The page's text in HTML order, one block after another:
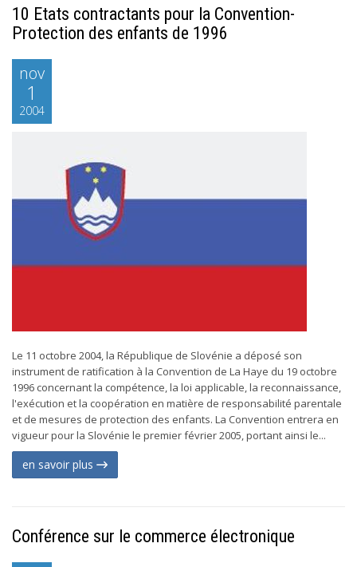
10 Etats contractants pour la Convention-
Protection des enfants de 1996
nov
1
2004
Le 11 octobre 2004, la République de Slovénie a déposé son
instrument de ratification à la Convention de La Haye du 19 octobre
1996 concernant la compétence, la loi applicable, la reconnaissance,
l'exécution et la coopération en matière de responsabilité parentale
et de mesures de protection des enfants. La Convention entrera en
vigueur pour la Slovénie le premier février 2005, portant ainsi le...
en savoir plus
Conférence sur le commerce électronique